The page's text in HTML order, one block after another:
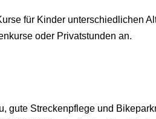
für Kinder unterschiedlichen
oder Privatstunden an.
gute Streckenpflege und